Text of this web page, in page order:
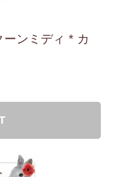
ンミディ * カ